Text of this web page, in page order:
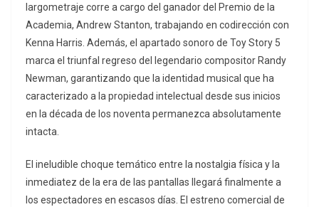
largometraje corre a cargo del ganador del Premio de la
Academia, Andrew Stanton, trabajando en codirección con
Kenna Harris. Además, el apartado sonoro de Toy Story 5
marca el triunfal regreso del legendario compositor Randy
Newman, garantizando que la identidad musical que ha
caracterizado a la propiedad intelectual desde sus inicios
en la década de los noventa permanezca absolutamente
intacta.
El ineludible choque temático entre la nostalgia física y la
inmediatez de la era de las pantallas llegará finalmente a
los espectadores en escasos días. El estreno comercial de